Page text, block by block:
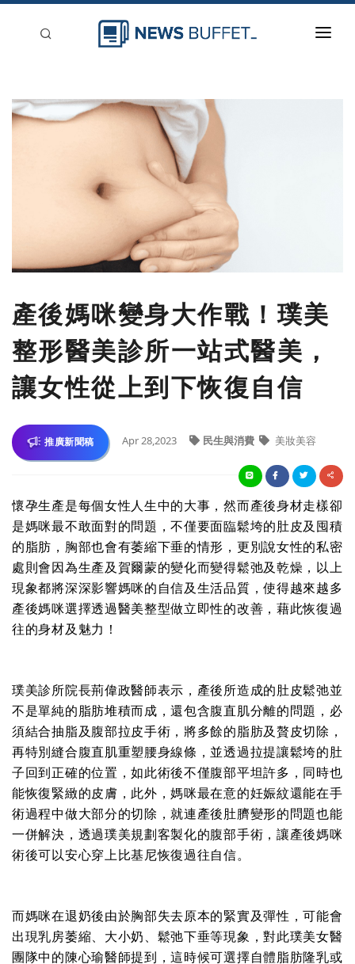
新聞稿分類
產後媽咪變身大作戰！璞美
整形醫美診所一站式醫美，
讓女性從上到下恢復自信
推廣新聞稿 Apr 28,2023 民生與消費 美妝美容
懷孕生產是每個女性人生中的大事，然而產後身材走樣卻
是媽咪最不敢面對的問題，不僅要面臨鬆垮的肚皮及囤積
的脂肪，胸部也會有萎縮下垂的情形，更別說女性的私密
處則會因為生產及賀爾蒙的變化而變得鬆弛及乾燥，以上
現象都將深深影響媽咪的自信及生活品質，使得越來越多
產後媽咪選擇透過醫美整型做立即性的改善，藉此恢復過
往的身材及魅力！
璞美診所院長荊偉政醫師表示，產後所造成的肚皮鬆弛並
不是單純的脂肪堆積而成，還包含腹直肌分離的問題，必
須結合抽脂及腹部拉皮手術，將多餘的脂肪及贅皮切除，
再特別縫合腹直肌重塑腰身線條，並透過拉提讓鬆垮的肚
子回到正確的位置，如此術後不僅腹部平坦許多，同時也
能恢復緊緻的皮膚，此外，媽咪最在意的妊娠紋還能在手
術過程中做大部分的切除，就連產後肚臍變形的問題也能
一併解決，透過璞美規劃客製化的腹部手術，讓產後媽咪
術後可以安心穿上比基尼恢復過往自信。
而媽咪在退奶後由於胸部失去原本的緊實及彈性，可能會
出現乳房萎縮、大小奶、鬆弛下垂等現象，對此璞美女醫
團隊中的陳心瑜醫師提到，這時候可選擇自體脂肪隆乳或